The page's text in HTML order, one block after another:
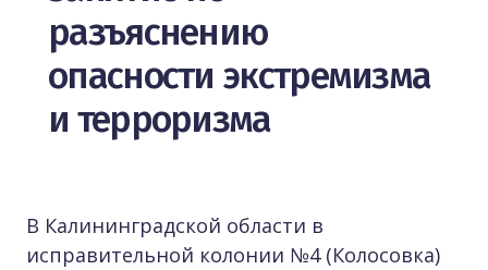
разъяснению
опасности экстремизма
и терроризма
В Калининградской области в
исправительной колонии №4 (Колосовка)